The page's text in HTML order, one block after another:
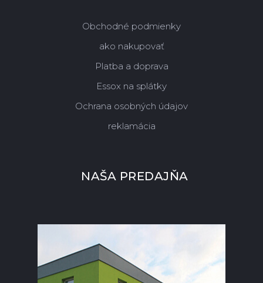
Obchodné podmienky
ako nakupovať
Platba a doprava
Essox na splátky
Ochrana osobných údajov
reklamácia
NAŠA PREDAJŇA